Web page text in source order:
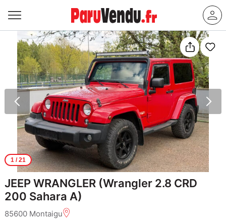
1/ 21
JEEP WRANGLER (Wrangler 2.8 CRD
200 Sahara A)
85600 Montaigu